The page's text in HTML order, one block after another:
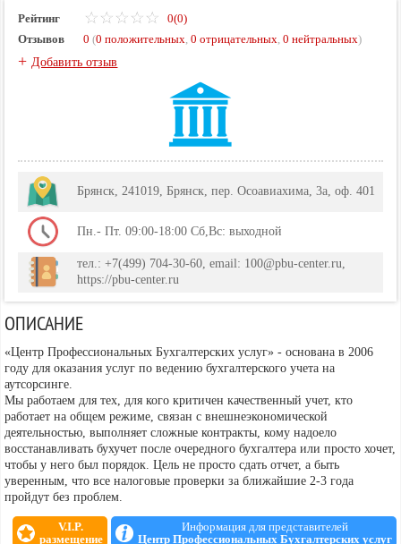
Рейтинг
0(0)
Отзывов
0 (0 положительных,0 отрицательных,0 нейтральных)
+Добавить отзыв
Брянск, 241019, Брянск, пер. Осоавиахима, 3а, оф. 401
Пн.- Пт. 09:00-18:00 Сб,Вс: выходной
тел.: +7(499) 704-30-60, email: 100@pbu-center.ru,
https://pbu-center.ru
ОПИСАНИЕ
«Центр Профессиональных Бухгалтерских услуг» - основана в 2006
году для оказания услуг по ведению бухгалтерского учета на
аутсорсинге.
Мы работаем для тех, для кого критичен качественный учет, кто
работает на общем режиме, связан с внешнеэкономической
деятельностью, выполняет сложные контракты, кому надоело
восстанавливать бухучет после очередного бухгалтера или просто хочет,
чтобы у него был порядок. Цель не просто сдать отчет, а быть
уверенным, что все налоговые проверки за ближайшие 2-3 года
пройдут без проблем.
V.I.P.
размещение
Информация для представителей
Центр Профессиональных Бухгалтерских услуг